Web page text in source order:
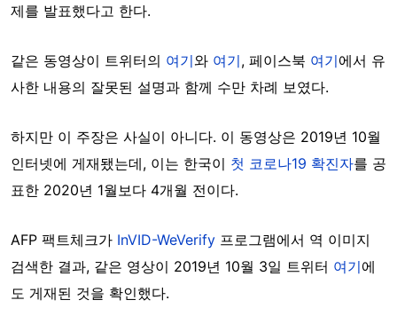
제를 발표했다고 한다.
같은 동영상이 트위터의 여기와 여기, 페이스북 여기에서 유
사한 내용의 잘못된 설명과 함께 수만 차례 보였다.
하지만 이 주장은 사실이 아니다. 이 동영상은 2019년 10월
인터넷에 게재됐는데, 이는 한국이 첫 코로나19 확진자를 공
표한 2020년 1월보다 4개월 전이다.
AFP 팩트체크가 InVID-WeVerify 프로그램에서 역 이미지
검색한 결과, 같은 영상이 2019년 10월 3일 트위터 여기에
도 게재된 것을 확인했다.